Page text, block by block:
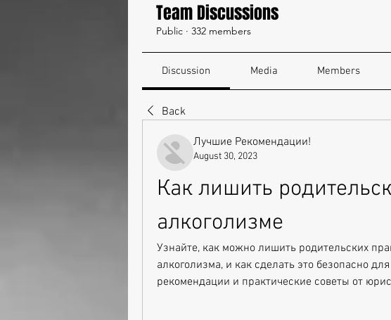
Team Discussions
Public · 332 members
Discussion Media Members
Back
Лучшие Рекомендации!
August 30, 2023
Как лишить
алкоголизме
Узнайте, как можно лишить родительских
алкоголизма, и как сделать это безопасно
рекомендации и практические советы от